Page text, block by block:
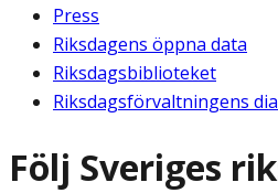
Press
Riksdagens öppna data
Riksdagsbiblioteket
Riksdagsförvaltningens
Följ Sveriges